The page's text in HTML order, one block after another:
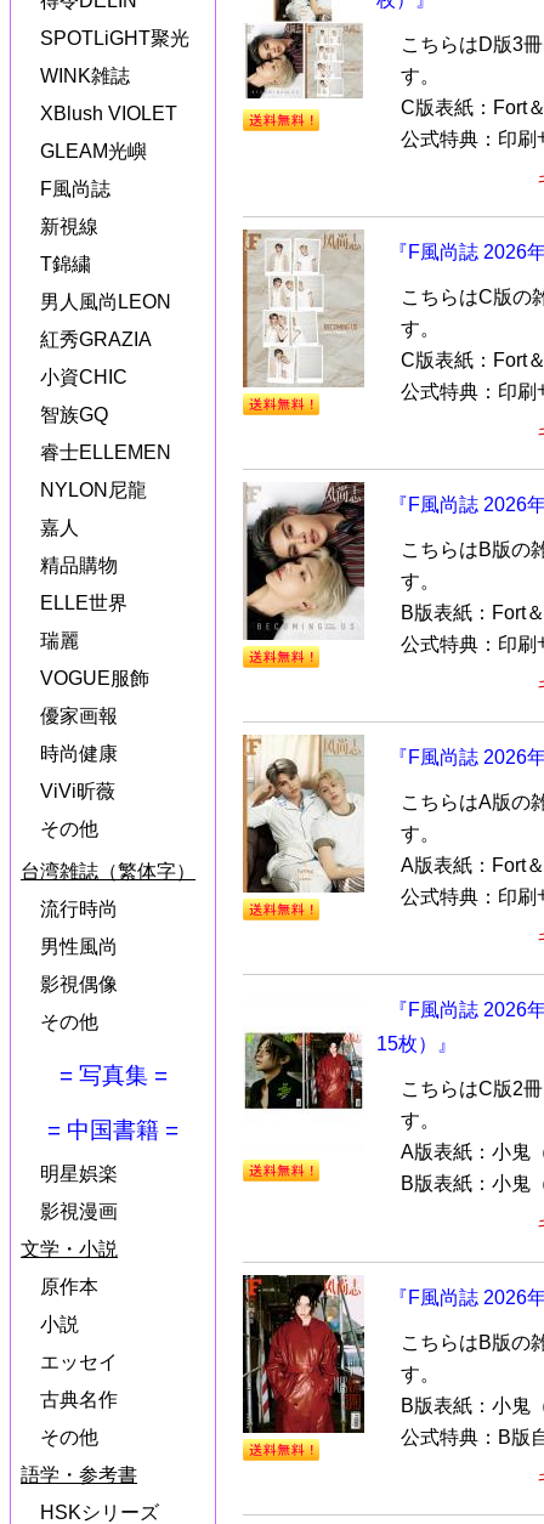
SPOTLiGHT聚光
WINK雑誌
XBlush VIOLET
GLEAM光嶼
F風尚誌
新視線
T錦繍
男人風尚LEON
紅秀GRAZIA
小資CHIC
智族GQ
睿士ELLEMEN
NYLON尼龍
嘉人
精品購物
ELLE世界
瑞麗
VOGUE服飾
優家画報
時尚健康
ViVi昕薇
その他
台湾雑誌（繁体字）
流行時尚
男性風尚
影視偶像
その他
= 写真集 =
= 中国書籍 =
明星娯楽
影視漫画
文学・小説
原作本
小説
エッセイ
古典名作
その他
語学・参考書
HSKシリーズ
こちらはD版3
す。
C版表紙：Fort
公式特典：印刷
『F風尚誌 2026
こちらはC版の
す。
C版表紙：Fort
公式特典：印刷
『F風尚誌 2026
こちらはB版の
す。
B版表紙：Fort
公式特典：印刷
『F風尚誌 2026
こちらはA版の
す。
A版表紙：Fort
公式特典：印刷
『F風尚誌 2026
15枚）』
こちらはC版2
す。
A版表紙：小鬼
B版表紙：小鬼
『F風尚誌 2026
こちらはB版の
す。
B版表紙：小鬼
公式特典：B版